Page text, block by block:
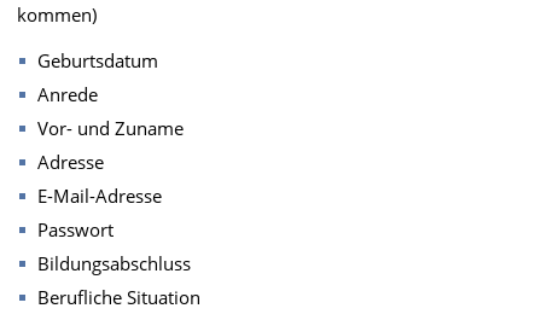
kommen)
Geburtsdatum
Anrede
Vor- und Zuname
Adresse
E-Mail-Adresse
Passwort
Bildungsabschluss
Berufliche Situation